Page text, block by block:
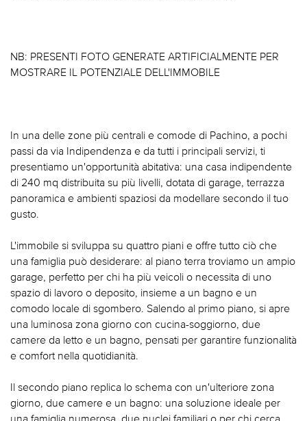
NB: PRESENTI FOTO GENERATE ARTIFICIALMENTE PER
MOSTRARE IL POTENZIALE DELL'IMMOBILE
In una delle zone più centrali e comode di Pachino, a pochi
passi da via Indipendenza e da tutti i principali servizi, ti
presentiamo un'opportunità abitativa: una casa indipendente
di 240 mq distribuita su più livelli, dotata di garage, terrazza
panoramica e ambienti spaziosi da modellare secondo il tuo
gusto.
L'immobile si sviluppa su quattro piani e offre tutto ciò che
una famiglia può desiderare: al piano terra troviamo un ampio
garage, perfetto per chi ha più veicoli o necessita di uno
spazio di lavoro o deposito, insieme a un bagno e un
comodo locale di sgombero. Salendo al primo piano, si apre
una luminosa zona giorno con cucina-soggiorno, due
camere da letto e un bagno, pensati per garantire funzionalità
e comfort nella quotidianità.
Il secondo piano replica lo schema con un'ulteriore zona
giorno, due camere e un bagno: una soluzione ideale per
una famiglia numerosa, due nuclei familiari o per chi cerca